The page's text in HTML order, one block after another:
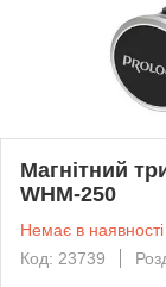
Магнітний
WHM-250
Немає в наявності
Код: 23739